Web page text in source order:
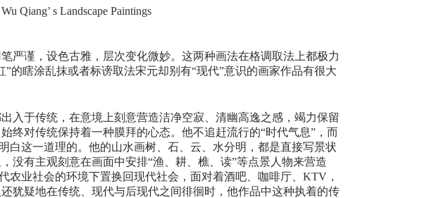
Qiang’ s Landscape Paintings
严谨，设色古雅，层次变化微妙。这两种画法在格调取法上都极力
的瞎涂乱抹或者标谤取法宋元却别有“现代”意识的画家作品有很大
入于传统，在意境上刻意营造洁净空寂、清幽高逸之感，竭力保留
终对传统保持着一种膜拜的心态。他不追赶流行的“时代气息”，而
白这一道理的。他的山水画树、石、云、水分明，都是直接写景状
没有主观刻意在画面中安排“渔、耕、樵、读”等点景人物来营造
农业社会的环境下置换回现代社会，面对着酒吧、咖啡厅、KTV，
犹疑地在传统、现代与后现代之间徘徊时，他作品中这种执着的传